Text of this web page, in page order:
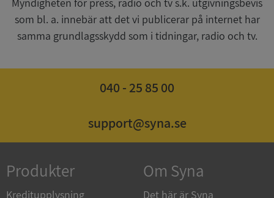
som bl. a. innebär att det vi publicerar på internet har
samma grundlagsskydd som i tidningar, radio och tv.
040 - 25 85 00
support@syna.se
Produkter
Kreditupplysning
Om Syna
Det här är Syna
Corporation
de.syna.se
ARRAffinity
Microsoft
Corporation
.syna.se